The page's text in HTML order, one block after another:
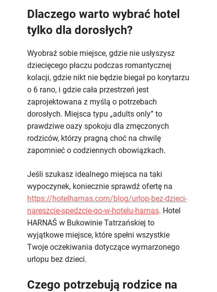
Dlaczego warto wybrać hotel
tylko dla dorosłych?
Wyobraź sobie miejsce, gdzie nie usłyszysz
dziecięcego płaczu podczas romantycznej
kolacji, gdzie nikt nie będzie biegał po korytarzu
o 6 rano, i gdzie cała przestrzeń jest
zaprojektowana z myślą o potrzebach
dorosłych. Miejsca typu „adults only” to
prawdziwe oazy spokoju dla zmęczonych
rodziców, którzy pragną choć na chwilę
zapomnieć o codziennych obowiązkach.
Jeśli szukasz idealnego miejsca na taki
wypoczynek, koniecznie sprawdź ofertę na
https://hotelharnas.com/blog/urlop-bez-dzieci-
nareszcie-spedzcie-go-w-hotelu-harnas. Hotel
HARNAŚ w Bukowinie Tatrzańskiej to
wyjątkowe miejsce, które spełni wszystkie
Twoje oczekiwania dotyczące wymarzonego
urlopu bez dzieci.
Czego potrzebują rodzice na